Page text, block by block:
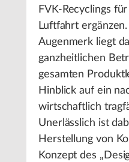
FVK-Recyclings
Luftfahrt
Augenmerk liegt
ganzheitlichen
gesamten
Hinblick auf ein
wirtschaftlich
Unerlässlich ist
Herstellung von
Konzept des